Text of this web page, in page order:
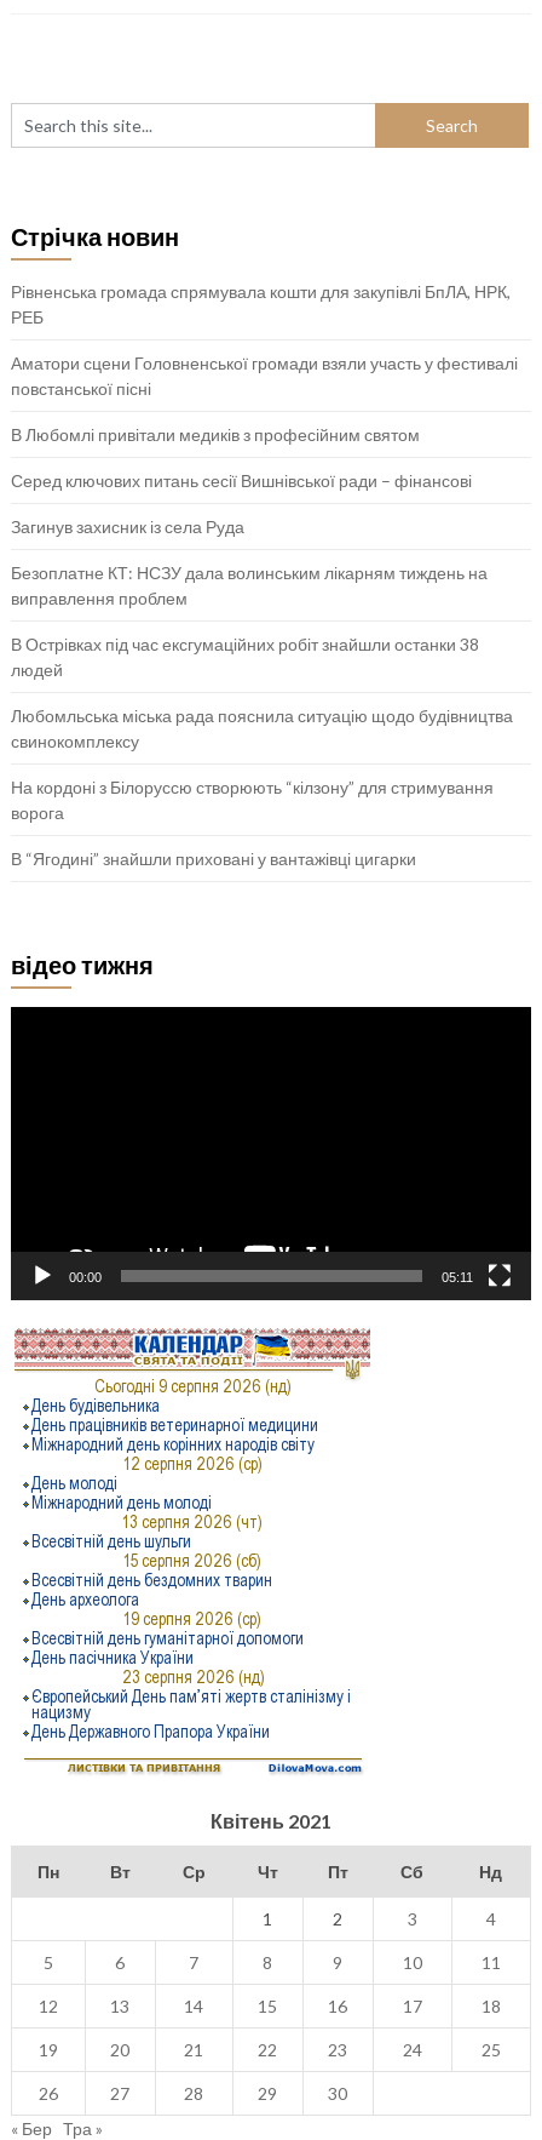
Стрічка новин
Рівненська громада спрямувала кошти для закупівлі БпЛА, НРК,
РЕБ
Аматори сцени Головненської громади взяли участь у фестивалі
повстанської пісні
В Любомлі привітали медиків з професійним святом
Серед ключових питань сесії Вишнівської ради – фінансові
Загинув захисник із села Руда
Безоплатне КТ: НСЗУ дала волинським лікарням тиждень на
виправлення проблем
В Острівках під час ексгумаційних робіт знайшли останки 38
людей
Любомльська міська рада пояснила ситуацію щодо будівництва
свинокомплексу
На кордоні з Білоруссю створюють “кілзону” для стримування
ворога
В “Ягодині” знайшли приховані у вантажівці цигарки
відео тижня
00:00 05:11
Квітень 2021
Пн Вт Ср Чт Пт Сб Нд
1 2 3 4
5 6 7 8 9 10 11
12 13 14 15 16 17 18
19 20 21 22 23 24 25
26 27 28 29
30
« Бер Тра »